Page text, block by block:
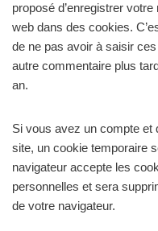
proposé d’enregistrer
web dans des cookies.
de ne pas avoir à saisir
autre commentaire plus
an.
Si vous avez un compte
site, un cookie temporaire
navigateur accepte les
personnelles et sera
de votre navigateur.